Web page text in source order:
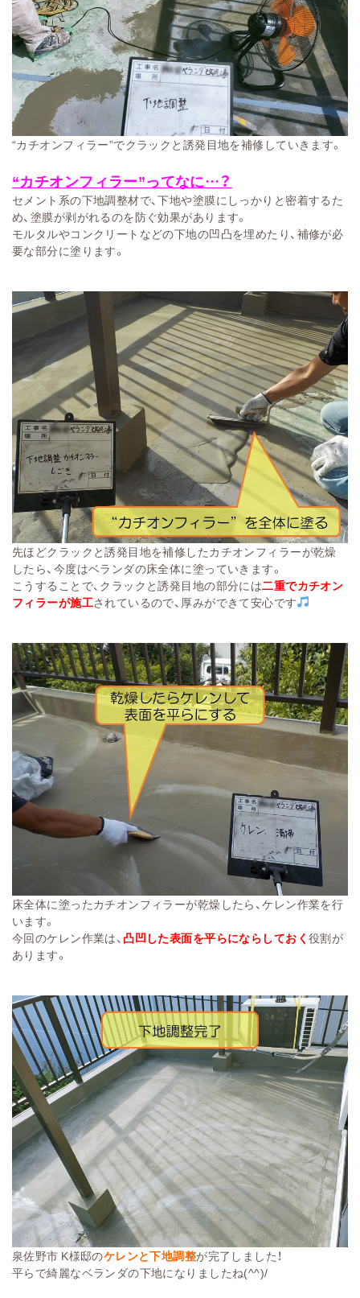
“カチオンフィラー”でクラックと誘発目地を補修していきます。
“カチオンフィラー”ってなに…？
セメント系の下地調整材で、下地や塗膜にしっかりと密着するた
め、塗膜が剥がれるのを防ぐ効果があります。
モルタルやコンクリートなどの下地の凹凸を埋めたり、補修が必
要な部分に塗ります。
先ほどクラックと誘発目地を補修したカチオンフィラーが乾燥
したら、今度はベランダの床全体に塗っていきます。
こうすることで、クラックと誘発目地の部分には二重でカチオン
フィラーが施工されているので、厚みができて安心です
床全体に塗ったカチオンフィラーが乾燥したら、ケレン作業を行
います。
今回のケレン作業は、 凸凹した表面を平らにならしておく 役割が
あります。
泉佐野市 K様邸のケレンと下地調整が完了しました！
平らで綺麗なベランダの下地になりましたね(^^)/